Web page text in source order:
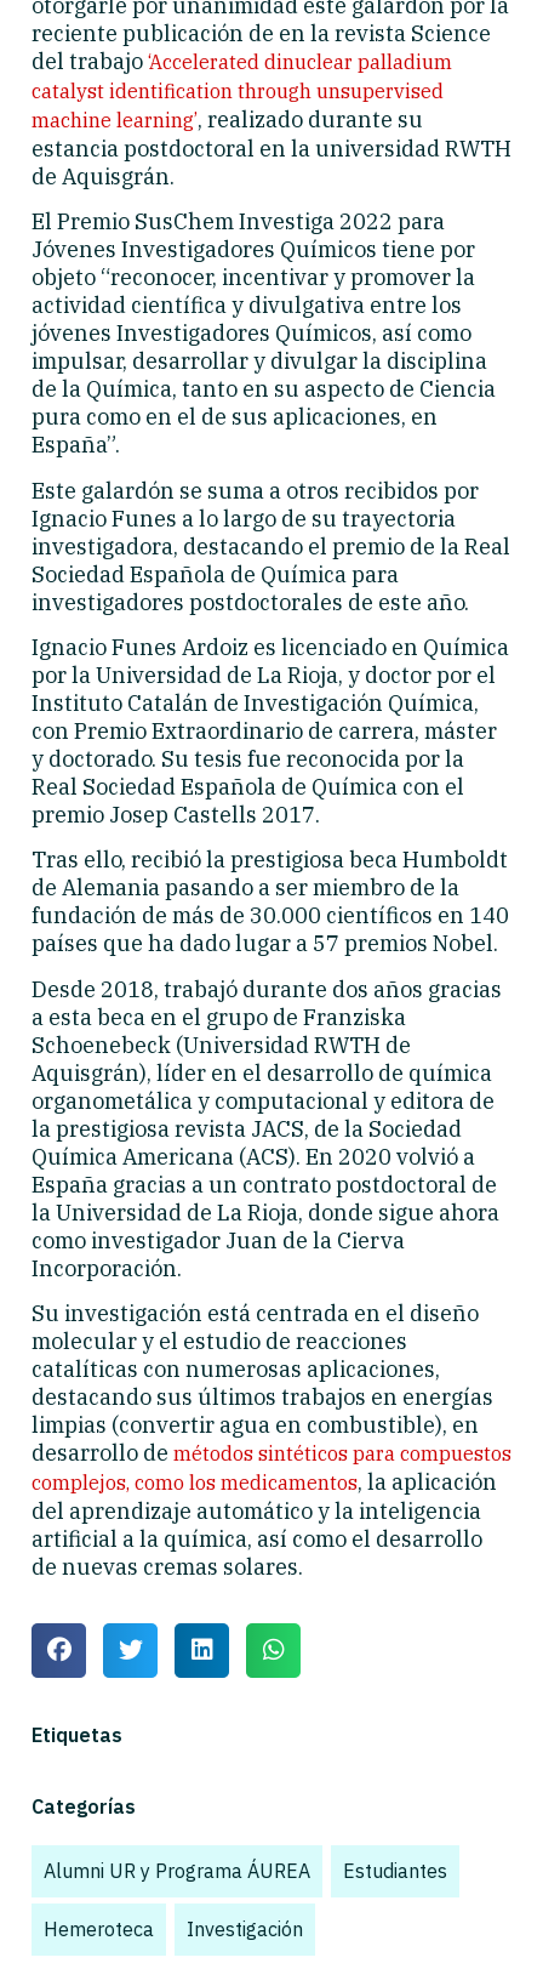
reciente publicación de en la revista Science
del trabajo ‘Accelerated dinuclear palladium
catalyst identification through unsupervised
machine learning’, realizado durante su
estancia postdoctoral en la universidad RWTH
de Aquisgrán.
El Premio SusChem Investiga 2022 para
Jóvenes Investigadores Químicos tiene por
objeto “reconocer, incentivar y promover la
actividad científica y divulgativa entre los
jóvenes Investigadores Químicos, así como
impulsar, desarrollar y divulgar la disciplina
de la Química, tanto en su aspecto de Ciencia
pura como en el de sus aplicaciones, en
España”.
Este galardón se suma a otros recibidos por
Ignacio Funes a lo largo de su trayectoria
investigadora, destacando el premio de la Real
Sociedad Española de Química para
investigadores postdoctorales de este año.
Ignacio Funes Ardoiz es licenciado en Química
por la Universidad de La Rioja, y doctor por el
Instituto Catalán de Investigación Química,
con Premio Extraordinario de carrera, máster
y doctorado. Su tesis fue reconocida por la
Real Sociedad Española de Química con el
premio Josep Castells 2017.
Tras ello, recibió la prestigiosa beca Humboldt
de Alemania pasando a ser miembro de la
fundación de más de 30.000 científicos en 140
países que ha dado lugar a 57 premios Nobel.
Desde 2018, trabajó durante dos años gracias
a esta beca en el grupo de Franziska
Schoenebeck (Universidad RWTH de
Aquisgrán), líder en el desarrollo de química
organometálica y computacional y editora de
la prestigiosa revista JACS, de la Sociedad
Química Americana (ACS). En 2020 volvió a
España gracias a un contrato postdoctoral de
la Universidad de La Rioja, donde sigue ahora
como investigador Juan de la Cierva
Incorporación.
Su investigación está centrada en el diseño
molecular y el estudio de reacciones
catalíticas con numerosas aplicaciones,
destacando sus últimos trabajos en energías
limpias (convertir agua en combustible), en
desarrollo de métodos sintéticos para compuestos
complejos, como los medicamentos, la aplicación
del aprendizaje automático y la inteligencia
artificial a la química, así como el desarrollo
de nuevas cremas solares.
Etiquetas
Categorías
Alumni UR y Programa ÁUREA Estudiantes
Hemeroteca Investigación